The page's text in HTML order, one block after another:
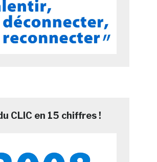
CLIC en 15 chiffres !